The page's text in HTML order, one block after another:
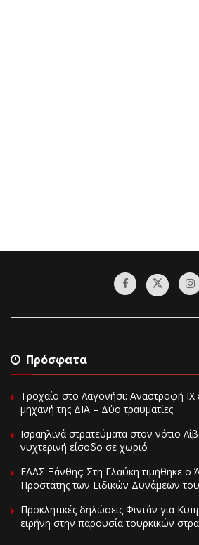
Πρόσφατα
Τροχαίο στο Λαγονήσι: Αναστροφή
μηχανή της ΔΙΑ – Δύο τραυματίες
Ισραηλινά στρατεύματα στον νότιο
νυχτερινή είσοδο σε χωριό
EAAΣ Ξάνθης: Στη Γλαύκη τιμήθηκε ο
Προστάτης των Ειδικών Δυνάμεων
Προκλητικές δηλώσεις Φιντάν για
ειρήνη στην παρουσία τουρκικών